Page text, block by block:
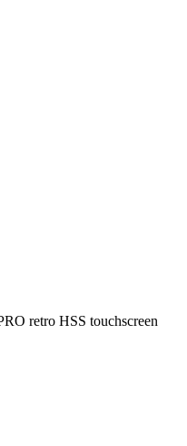
retro HSS touchscreen